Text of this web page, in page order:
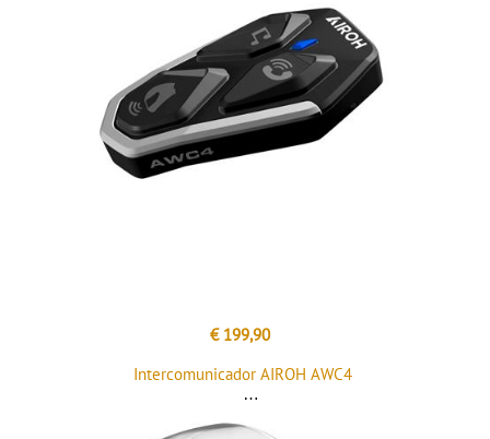
€ 199,90
Intercomunicador AIROH AWC4